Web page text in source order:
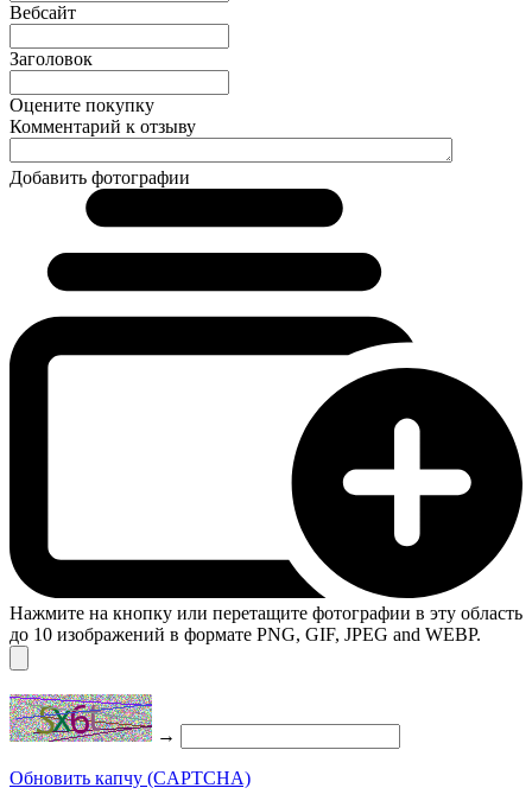
Вебсайт
Заголовок
Оцените покупку
Комментарий к отзыву
Добавить фотографии
Нажмите на кнопку или перетащите фотографии в эту область
до 10 изображений в формате PNG, GIF, JPEG and WEBP.
→
Обновить капчу (CAPTCHA)